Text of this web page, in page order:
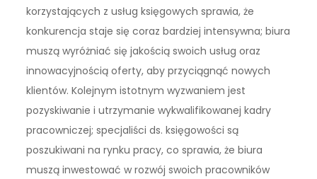
korzystających z usług księgowych sprawia, że
konkurencja staje się coraz bardziej intensywna; biura
muszą wyróżniać się jakością swoich usług oraz
innowacyjnością oferty, aby przyciągnąć nowych
klientów. Kolejnym istotnym wyzwaniem jest
pozyskiwanie i utrzymanie wykwalifikowanej kadry
pracowniczej; specjaliści ds. księgowości są
poszukiwani na rynku pracy, co sprawia, że biura
muszą inwestować w rozwój swoich pracowników